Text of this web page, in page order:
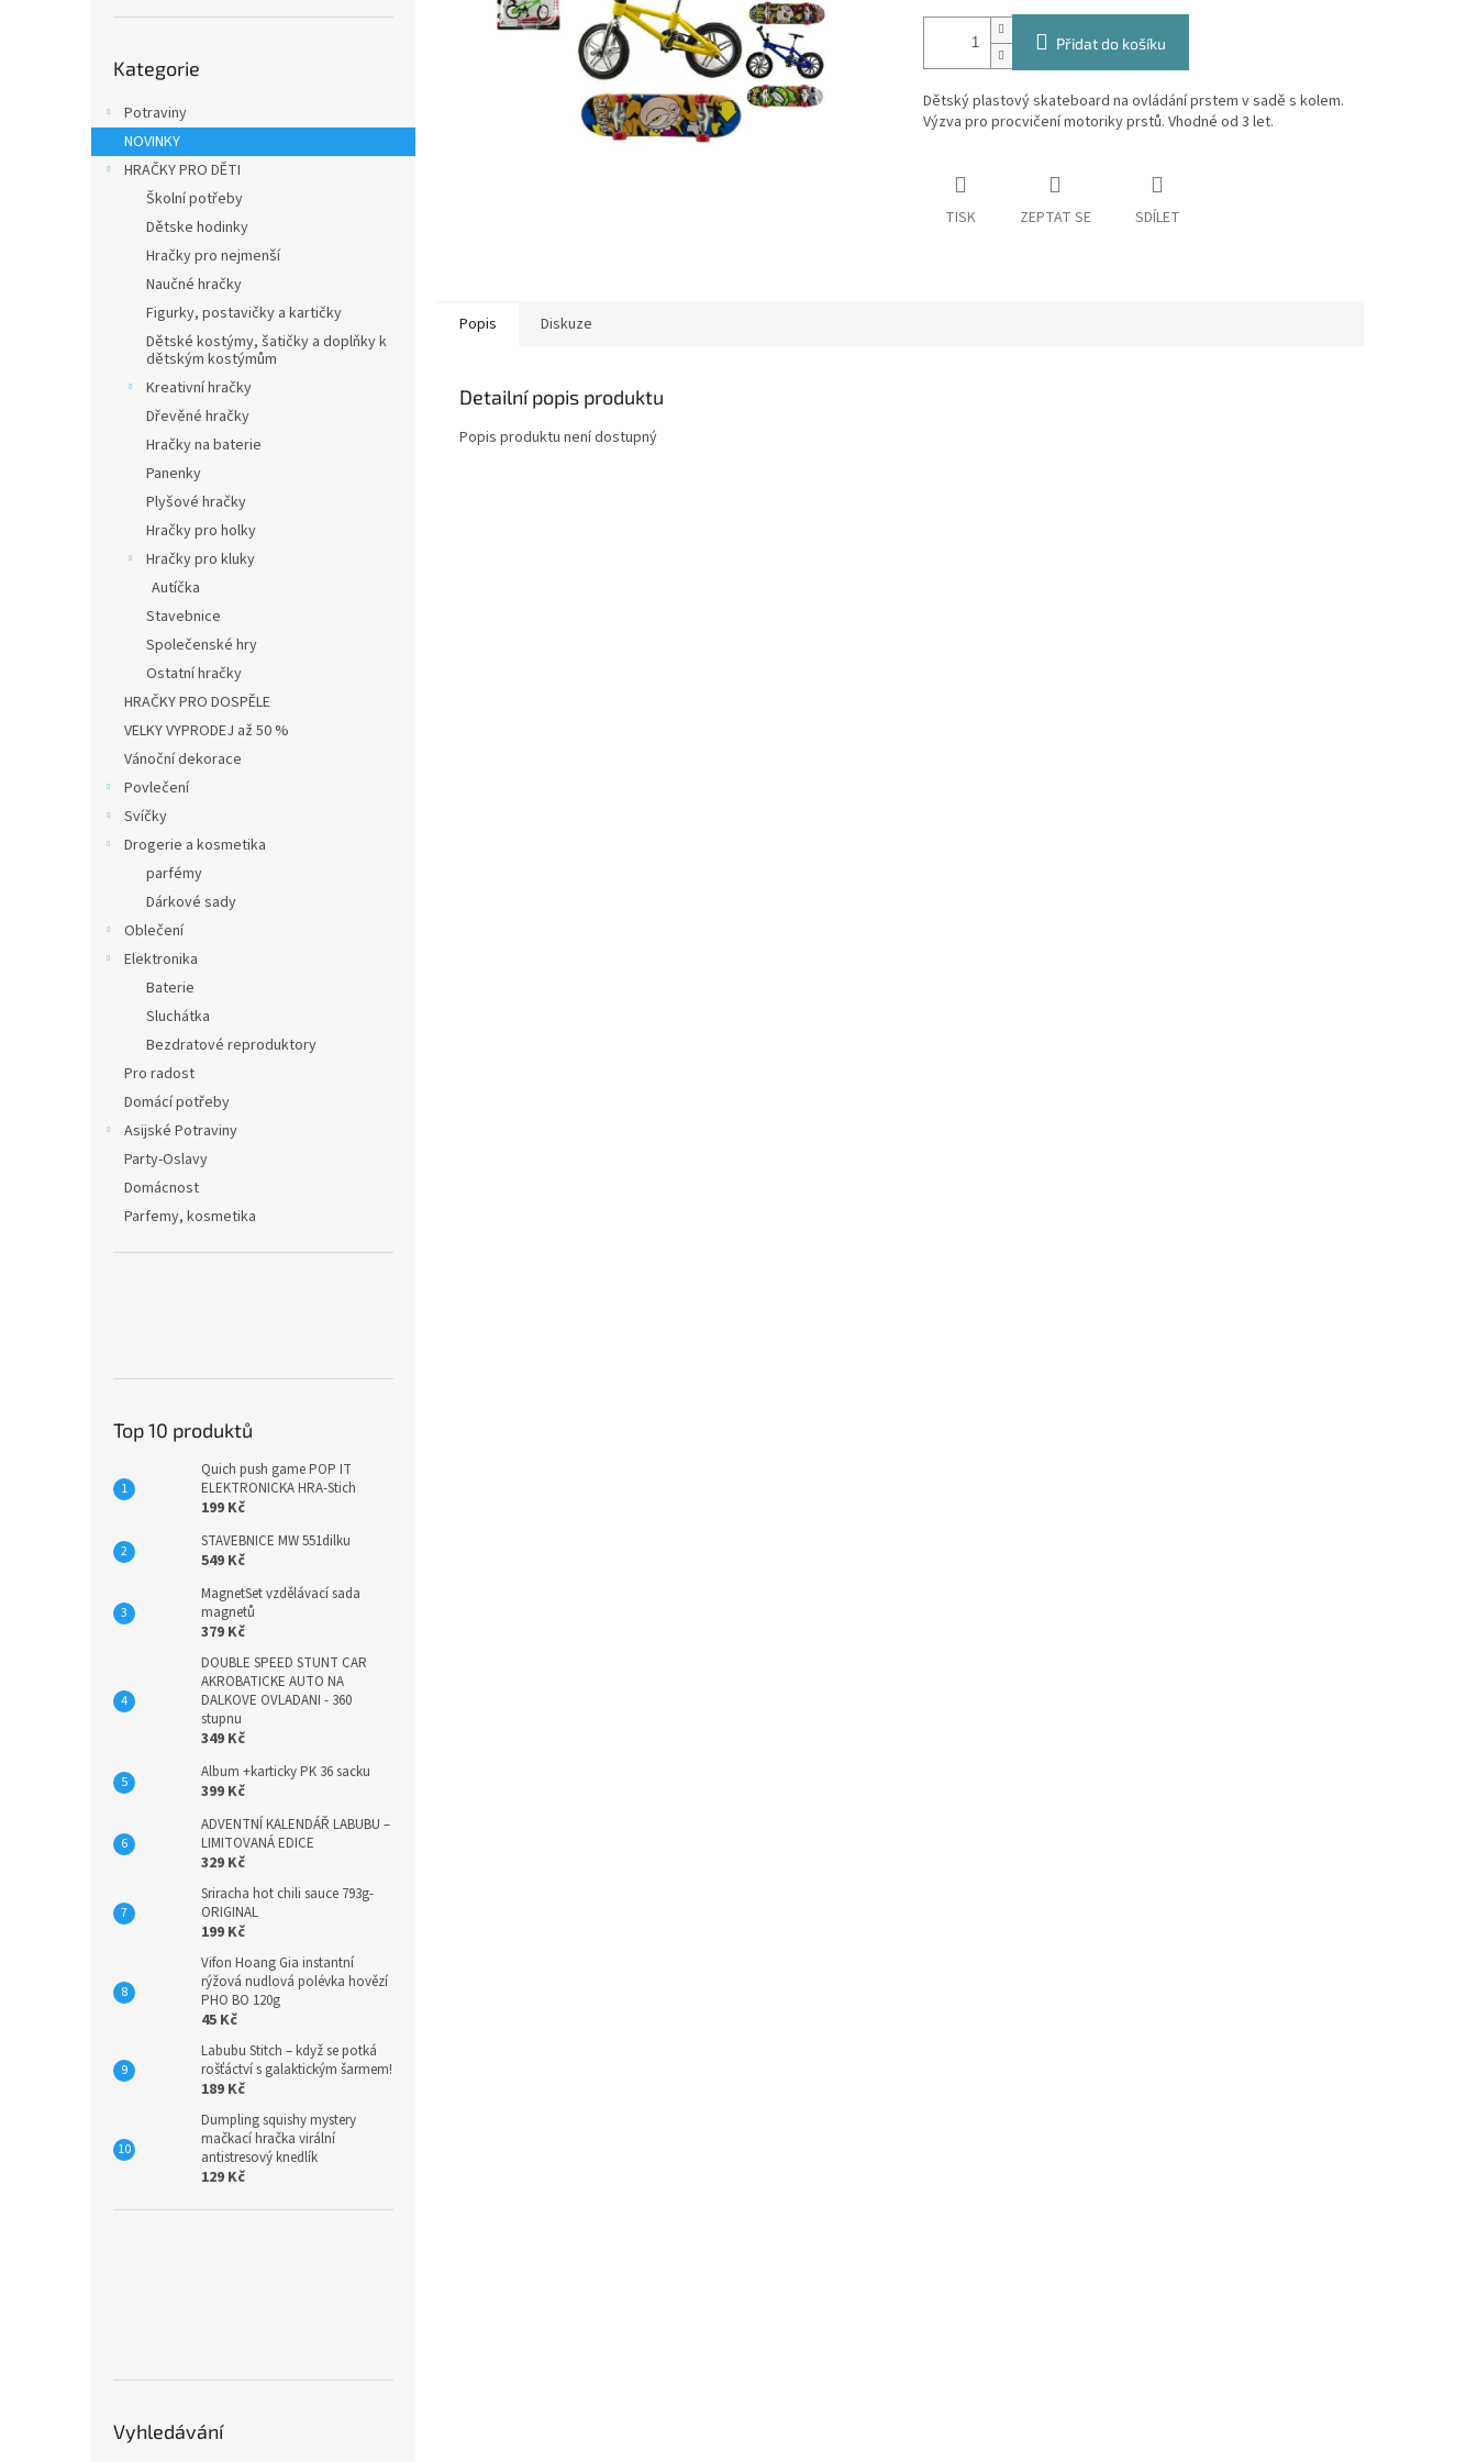
kategorie
Kategorie
Potraviny
NOVINKY
HRAČKY PRO DĚTI
Školní potřeby
Dětske hodinky
Hračky pro nejmenší
Naučné hračky
Figurky, postavičky a kartičky
Dětské kostýmy, šatičky a doplňky k
dětským kostýmům
Kreativní hračky
Dřevěné hračky
Hračky na baterie
Panenky
Plyšové hračky
Hračky pro holky
Hračky pro kluky
Autíčka
Stavebnice
Společenské hry
Ostatní hračky
HRAČKY PRO DOSPĚLE
VELKY VYPRODEJ až 50 %
Vánoční dekorace
Povlečení
Svíčky
Drogerie a kosmetika
parfémy
Dárkové sady
Oblečení
Elektronika
Baterie
Sluchátka
Bezdratové reproduktory
Pro radost
Domácí potřeby
Asijské Potraviny
Party-Oslavy
Domácnost
Parfemy, kosmetika
Top 10 produktů
Quich push game POP IT
ELEKTRONICKA HRA-Stich
199 Kč
STAVEBNICE MW 551dilku
549 Kč
MagnetSet vzdělávací sada
magnetů
379 Kč
DOUBLE SPEED STUNT CAR
AKROBATICKE AUTO NA
DALKOVE OVLADANI - 360
stupnu
349 Kč
Album +karticky PK 36 sacku
399 Kč
ADVENTNÍ KALENDÁŘ LABUBU –
LIMITOVANÁ EDICE
329 Kč
Sriracha hot chili sauce 793g-
ORIGINAL
199 Kč
Vifon Hoang Gia instantní
rýžová nudlová polévka hovězí
PHO BO 120g
45 Kč
Labubu Stitch – když se potká
rošťáctví s galaktickým šarmem!
189 Kč
Dumpling squishy mystery
mačkací hračka virální
antistresový knedlík
129 Kč
Vyhledávání
Přidat do košíku
Dětský plastový skateboard na ovládání prstem v sadě s kolem.
Výzva pro procvičení motoriky prstů. Vhodné od 3 let.
TISK ZEPTAT SE SDÍLET
Popis Diskuze
Detailní popis produktu
Popis produktu není dostupný